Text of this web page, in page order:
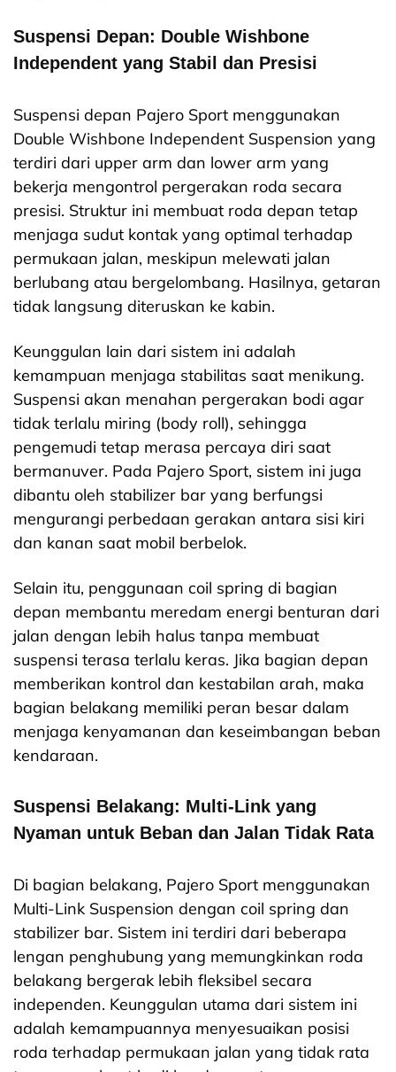
Suspensi Depan: Double Wishbone
Independent yang Stabil dan Presisi
Suspensi depan Pajero Sport menggunakan
Double Wishbone Independent Suspension yang
terdiri dari upper arm dan lower arm yang
bekerja mengontrol pergerakan roda secara
presisi. Struktur ini membuat roda depan tetap
menjaga sudut kontak yang optimal terhadap
permukaan jalan, meskipun melewati jalan
berlubang atau bergelombang. Hasilnya, getaran
tidak langsung diteruskan ke kabin.
Keunggulan lain dari sistem ini adalah
kemampuan menjaga stabilitas saat menikung.
Suspensi akan menahan pergerakan bodi agar
tidak terlalu miring (body roll), sehingga
pengemudi tetap merasa percaya diri saat
bermanuver. Pada Pajero Sport, sistem ini juga
dibantu oleh stabilizer bar yang berfungsi
mengurangi perbedaan gerakan antara sisi kiri
dan kanan saat mobil berbelok.
Selain itu, penggunaan coil spring di bagian
depan membantu meredam energi benturan dari
jalan dengan lebih halus tanpa membuat
suspensi terasa terlalu keras. Jika bagian depan
memberikan kontrol dan kestabilan arah, maka
bagian belakang memiliki peran besar dalam
menjaga kenyamanan dan keseimbangan beban
kendaraan.
Suspensi Belakang: Multi-Link yang
Nyaman untuk Beban dan Jalan Tidak Rata
Di bagian belakang, Pajero Sport menggunakan
Multi-Link Suspension dengan coil spring dan
stabilizer bar. Sistem ini terdiri dari beberapa
lengan penghubung yang memungkinkan roda
belakang bergerak lebih fleksibel secara
independen. Keunggulan utama dari sistem ini
adalah kemampuannya menyesuaikan posisi
roda terhadap permukaan jalan yang tidak rata